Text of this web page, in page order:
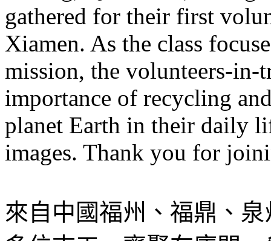
gathered for their first
Xiamen. As the class
mission, the volunteers-in-
importance of recycling
planet Earth in their daily
images. Thank you for
來自中國福州、福鼎、